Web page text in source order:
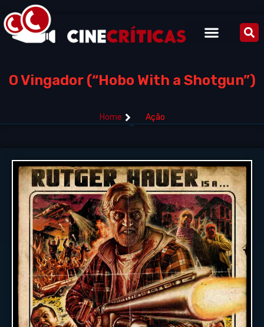
O Vingador (“Hobo With a Shotgun”)
Home Ação